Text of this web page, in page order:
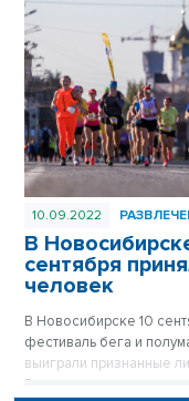
Белов финишировал
лет он опередил более
10.09.2022
В
сентября
человек
В Новосибирске 10
фестиваль бега и
выиграли признанные
Викулова.